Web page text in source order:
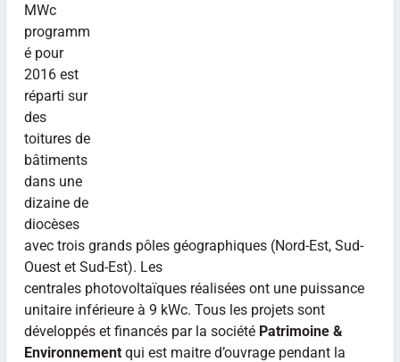
MWc
programm
é pour
2016 est
réparti sur
des
toitures de
bâtiments
dans une
dizaine de
diocèses
avec trois grands pôles géographiques (Nord-Est, Sud-
Ouest et Sud-Est). Les
centrales photovoltaïques réalisées ont une puissance
unitaire inférieure à 9 kWc. Tous les projets sont
développés et financés par la société Patrimoine &
Environnementqui est maitre d’ouvrage pendant la